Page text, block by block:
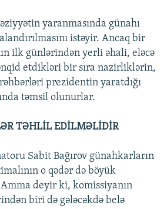
yaranmasında günahı
istəyir. Ancaq bir
ilk günlərindən yerli əhali, eləcə
etdikləri bir sıra nazirliklərin,
prezidentin yaratdığı
təmsil olunurlar.
TƏHLİL EDİLMƏLİDİR
Sabit Bağırov günahkarların
o qədər də böyük
Amma deyir ki, komissiyanın
biri də gələcəkdə belə